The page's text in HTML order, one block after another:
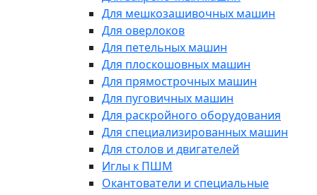
Для мешкозашивочных машин
Для оверлоков
Для петельных машин
Для плоскошовных машин
Для прямострочных машин
Для пуговичных машин
Для раскройного оборудования
Для специализированных машин
Для столов и двигателей
Иглы к ПШМ
Окантователи и специальные